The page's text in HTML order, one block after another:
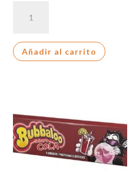
DAIRY
200Añadir al carrito